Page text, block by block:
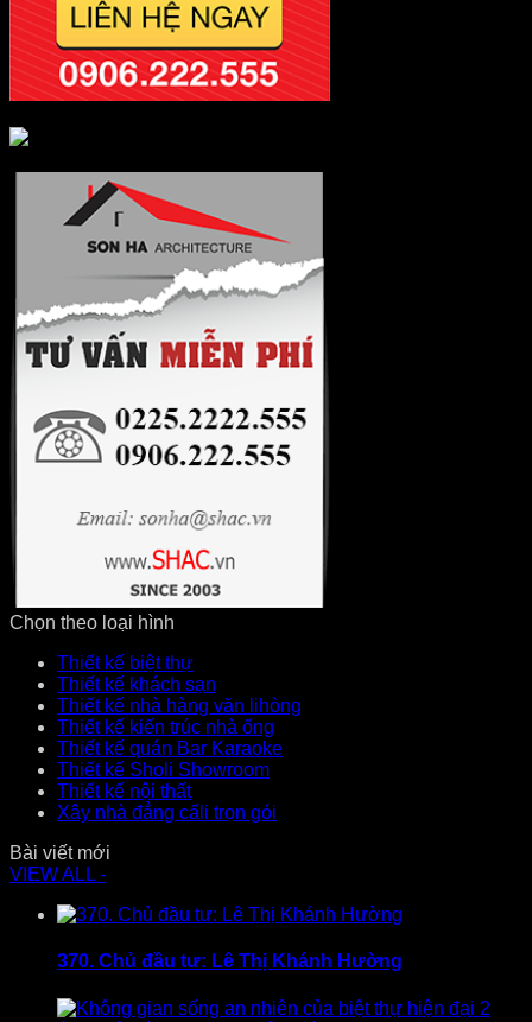
Chọn theo loại hình
Thiết kế biệt thự
Thiết kế khách sạn
Thiết kế nhà hàng văn lihòng
Thiết kế kiến trúc nhà ống
Thiết kế quán Bar Karaoke
Thiết kế Sholi Showroom
Thiết kế nội thất
Xây nhà đẳng cấli trọn gói
Bài viết mới
VIEW ALL -
370. Chủ đầu tư: Lê Thị Khánh Hường